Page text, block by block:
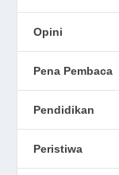
Opini
Pena Pembaca
Pendidikan
Peristiwa